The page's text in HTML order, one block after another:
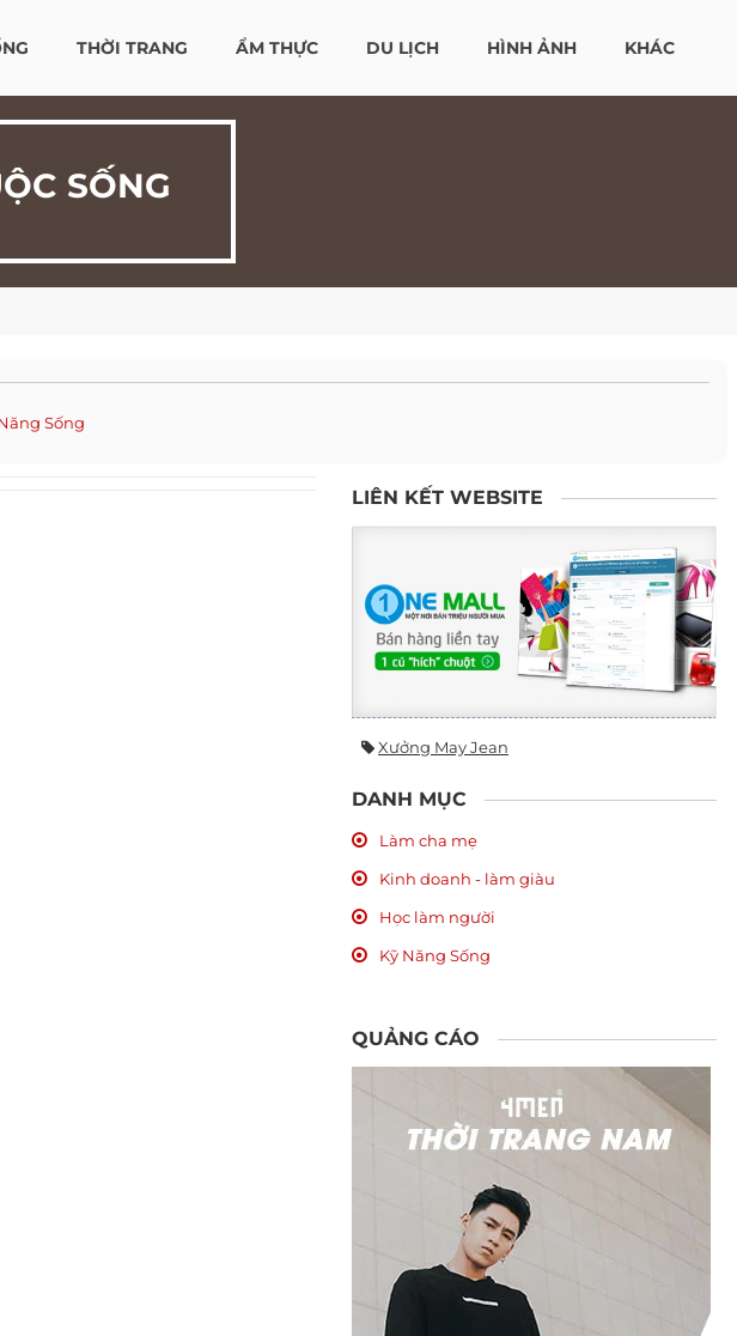
THỜI TRANG ẨM THỰC DU LỊCH HÌNH ẢNH KHÁC
SỐNG
Sống
LIÊN KẾT WEBSITE
Xưởng May Jean
DANH MỤC
Làm cha mẹ
Kinh doanh - làm giàu
Học làm người
Kỹ Năng Sống
QUẢNG CÁO